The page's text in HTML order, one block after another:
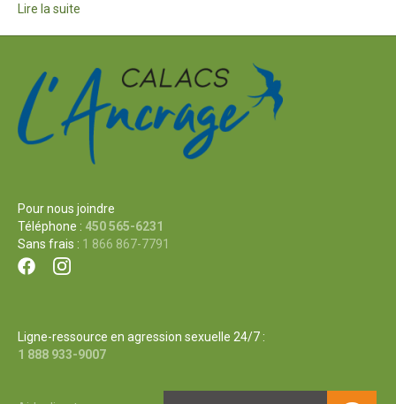
Lire la suite
Pour nous joindre
Téléphone : 450 565-6231
Sans frais : 1 866 867-7791
Ligne-ressource en agression sexuelle 24/7 :
1 888 933-9007